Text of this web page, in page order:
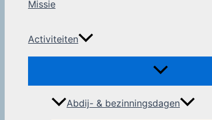
Missie
Activiteiten
Abdij- & bezinningsdagen